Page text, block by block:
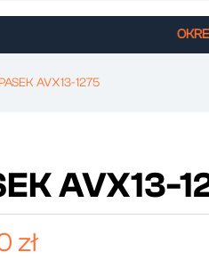
OKRES
PASEK AVX13-1275
AVX13-
zł